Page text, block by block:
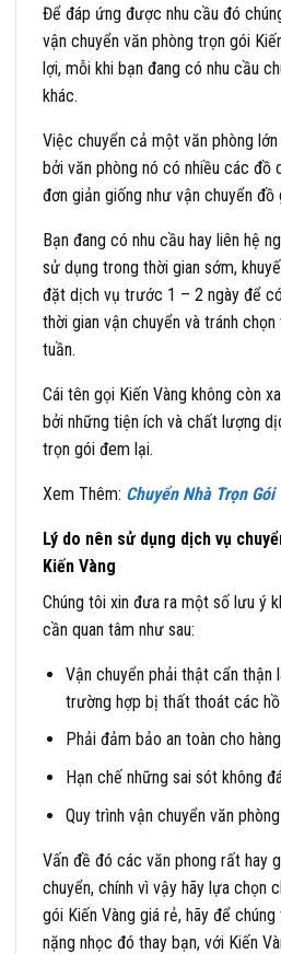
Để đáp ứng được nhu cầu đó
vận chuyển văn phòng trọn gói
lợi, mỗi khi bạn đang có nhu cầu
khác.
Việc chuyển cả một văn phòng
bởi văn phòng nó có nhiều các đồ
đơn giản giống như vận chuyển đồ
Bạn đang có nhu cầu hay liên hệ
sử dụng trong thời gian sớm,
đặt dịch vụ trước 1 – 2 ngày để
thời gian vận chuyển và tránh
tuần.
Cái tên gọi Kiến Vàng không còn
bởi những tiện ích và chất lượng
trọn gói đem lại.
Xem Thêm: Chuyển Nhà Trọn Gói
Lý do nên sử dụng dịch vụ
Kiến Vàng
Chúng tôi xin đưa ra một số lưu ý
cần quan tâm như sau:
Vận chuyển phải thật cẩn thận
trường hợp bị thất thoát các
Phải đảm bảo an toàn cho
Hạn chế những sai sót không
Quy trình vận chuyển văn
Vấn đề đó các văn phong rất hay
chuyển, chính vì vậy hãy lựa chọn
gói Kiến Vàng giá rẻ, hãy để
nặng nhọc đó thay bạn, với Kiến